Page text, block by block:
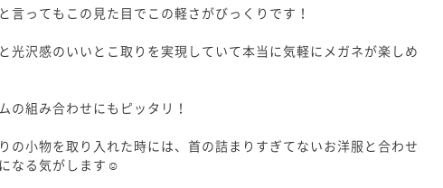
言ってもこの見た目でこの軽さがびっくりです！
光沢感のいいとこ取りを実現していて本当に気軽にメガネが楽しめ
の組み合わせにもピッタリ！
の小物を取り入れた時には、首の詰まりすぎてないお洋服と合わせ
なる気がします☺️